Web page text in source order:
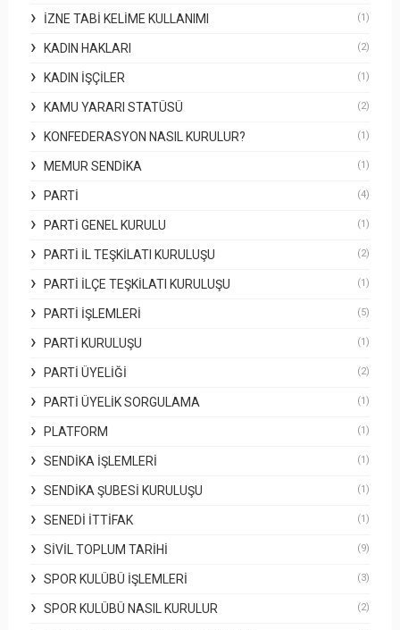
İZNE TABI KELIME KULLANIMI (1)
KADIN HAKLARI (2)
KADIN İŞÇILER (1)
KAMU YARARI STATÜSÜ (2)
KONFEDERASYON NASIL KURULUR? (1)
MEMUR SENDIKA (1)
PARTI (4)
PARTI GENEL KURULU (1)
PARTI İL TEŞKILATI KURULUŞU (2)
PARTI İLÇE TEŞKILATI KURULUŞU (1)
PARTI İŞLEMLERI (5)
PARTI KURULUŞU (1)
PARTI ÜYELIĞI (2)
PARTI ÜYELIK SORGULAMA (1)
PLATFORM (1)
SENDIKA İŞLEMLERI (1)
SENDIKA ŞUBESI KURULUŞU (1)
SENEDI İTTIFAK (1)
SIVIL TOPLUM TARIHI (9)
SPOR KULÜBÜ İŞLEMLERI (3)
SPOR KULÜBÜ NASIL KURULUR (2)